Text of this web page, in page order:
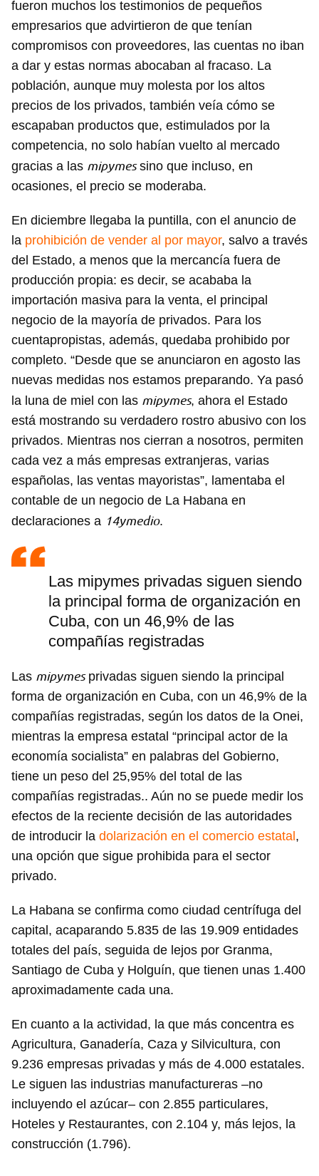
Guardar como favorito
Para poder guardar como favorito, primero has de
iniciar sesión con tu cuenta de 14ymedio.
INICIAR SESIÓN
fueron muchos los testimonios de pequeños
empresarios que advirtieron de que tenían
compromisos con proveedores, las cuentas no iban
a dar y estas normas abocaban al fracaso. La
población, aunque muy molesta por los altos
precios de los privados, también veía cómo se
escapaban productos que, estimulados por la
competencia, no solo habían vuelto al mercado
gracias a las mipymessino que incluso, en
ocasiones, el precio se moderaba.
En diciembre llegaba la puntilla, con el anuncio de
la prohibición de vender al por mayor, salvo a través
del Estado, a menos que la mercancía fuera de
producción propia: es decir, se acababa la
importación masiva para la venta, el principal
negocio de la mayoría de privados. Para los
cuentapropistas, además, quedaba prohibido por
completo. “Desde que se anunciaron en agosto las
nuevas medidas nos estamos preparando. Ya pasó
la luna de miel con las mipymes, ahora el Estado
está mostrando su verdadero rostro abusivo con los
privados. Mientras nos cierran a nosotros, permiten
cada vez a más empresas extranjeras, varias
españolas, las ventas mayoristas”, lamentaba el
contable de un negocio de La Habana en
declaraciones a 14ymedio.
Las mipymes privadas siguen siendo
la principal forma de organización en
Cuba, con un 46,9% de las
compañías registradas
Las mipymesprivadas siguen siendo la principal
forma de organización en Cuba, con un 46,9% de la
compañías registradas, según los datos de la Onei,
mientras la empresa estatal “principal actor de la
economía socialista” en palabras del Gobierno,
tiene un peso del 25,95% del total de las
compañías registradas.. Aún no se puede medir los
efectos de la reciente decisión de las autoridades
de introducir la dolarización en el comercio estatal ,
una opción que sigue prohibida para el sector
privado.
La Habana se confirma como ciudad centrífuga del
capital, acaparando 5.835 de las 19.909 entidades
totales del país, seguida de lejos por Granma,
Santiago de Cuba y Holguín, que tienen unas 1.400
aproximadamente cada una.
En cuanto a la actividad, la que más concentra es
Agricultura, Ganadería, Caza y Silvicultura, con
9.236 empresas privadas y más de 4.000 estatales.
Le siguen las industrias manufactureras –no
incluyendo el azúcar– con 2.855 particulares,
Hoteles y Restaurantes, con 2.104 y, más lejos, la
construcción (1.796).